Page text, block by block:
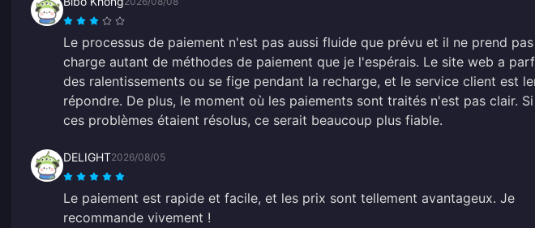
Le processus de paiement n'est pas aussi fluide que prévu et il ne prend pas
charge autant de méthodes de paiement que je l'espérais. Le site web a
des ralentissements ou se fige pendant la recharge, et le service client est
répondre. De plus, le moment où les paiements sont traités n'est pas clair. Si
ces problèmes étaient résolus, ce serait beaucoup plus fiable.
DELIGHT2026/08/05
Le paiement est rapide et facile, et les prix sont tellement avantageux. Je
recommande vivement !